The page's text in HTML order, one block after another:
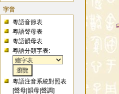
字音
粵語音節表
粵語聲母表
粵語韻母表
粵語分類字表:
粵語注音系統對照表
[聲母 |韻母 |聲調]